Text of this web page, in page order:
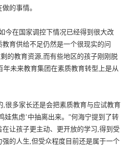
的事情。
今在国家调控下情况已经得到很大改
育供给不足仍然是一个很现实的问
的教育资源,而有些地区的孩子刚刚脱
年未来教育集团在素质教育转型上是从
,很多家长还是会把素质教育与应试教育
娃焦虑’中抽离出来。”何海宁提到了转
让孩子更主动、更开放的学习,得到受
的人生,但受众程度目前还是属于一个